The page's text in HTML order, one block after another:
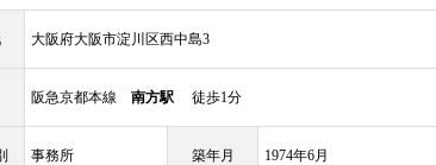
大阪府大阪市淀川区西中島3
阪急京都本線 南方駅 徒歩1分
事務所 築年月 1974年6月